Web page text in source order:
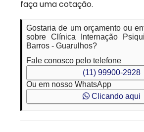
faça uma cotação.
Gostaria de um orçamento ou
sobre Clínica Internação
Barros - Guarulhos?
Fale conosco pelo telefone
(11) 99900-2928
Ou em nosso WhatsApp
Clicando aqui